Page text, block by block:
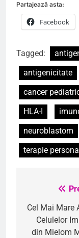
Partajează asta:
Facebook
Tagged:
antigenicitate
cancer
HLA-I
neuroblastom
terapie
Navigare
în
articole
Cel Mai Mare
Celulelor
din Mielom